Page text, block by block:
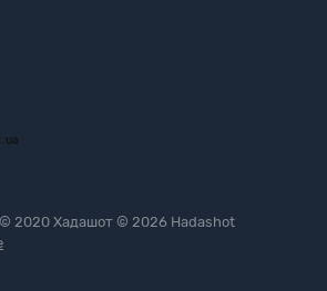
2020 Хадашот © 2026 Hadashot